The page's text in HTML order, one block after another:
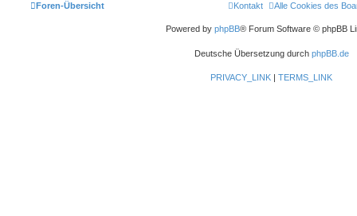
Foren-Übersicht Alle Cookies des
Kontakt
Powered by phpBB® Forum Software © phpBB
Deutsche Übersetzung durch phpBB.de
PRIVACY_LINK | TERMS_LINK